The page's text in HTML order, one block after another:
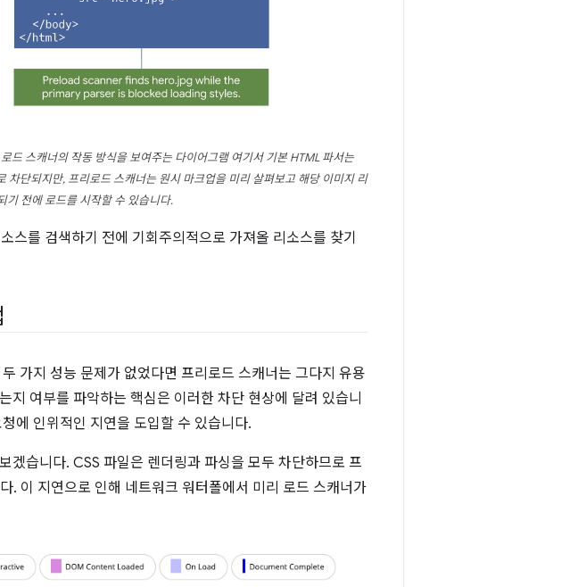
스캐너의 작동 방식을 보여주는 다이어그램 여기서 기본 HTML 파서는
단되지만, 프리로드 스캐너는 원시 마크업을 미리 살펴보고 해당 이미지 리
기 전에 로드를 시작할 수 있습니다.
스를 검색하기 전에 기회주의적으로 가져올 리소스를 찾기
가지 성능 문제가 없었다면 프리로드 스캐너는 그다지 유용
여부를 파악하는 핵심은 이러한 차단 현상에 달려 있습니
에 인위적인 지연을 도입할 수 있습니다.
겠습니다. CSS 파일은 렌더링과 파싱을 모두 차단하므로 프
. 이 지연으로 인해 네트워크 워터폴에서 미리 로드 스캐너가